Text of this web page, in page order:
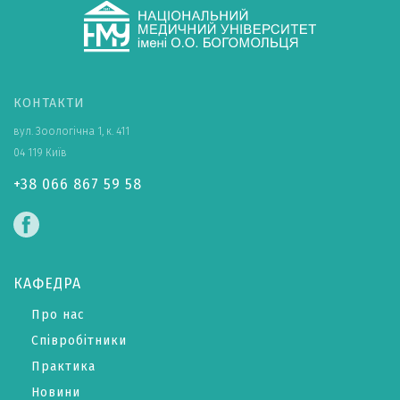
КОНТАКТИ
вул. Зоологічна 1, к. 411
04 119 Київ
+38 066 867 59 58
КАФЕДРА
Про нас
Співробітники
Практика
Новини